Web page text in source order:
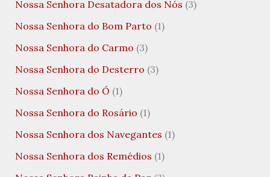
Nossa Senhora Desatadora dos Nós (3)
Nossa Senhora do Bom Parto (1)
Nossa Senhora do Carmo (3)
Nossa Senhora do Desterro (3)
Nossa Senhora do Ó (1)
Nossa Senhora do Rosário (1)
Nossa Senhora dos Navegantes (1)
Nossa Senhora dos Remédios (1)